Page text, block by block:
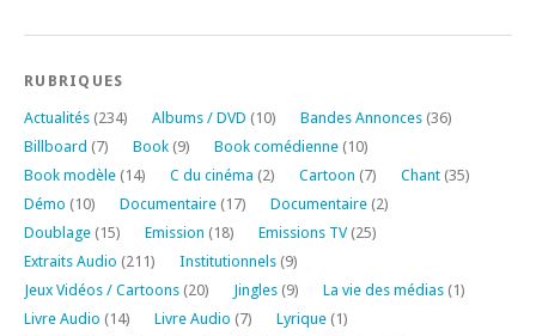
RUBRIQUES
Actualités (234) Albums / DVD (10) Bandes Annonces (36)
Billboard (7) Book (9) Book comédienne (10)
Book modèle (14) C du cinéma (2) Cartoon (7) Chant (35)
Démo (10) Documentaire (17) Documentaire (2)
Doublage (15) Emission (18) Emissions TV(25)
Extraits Audio (211) Institutionnels (9)
Jeux Vidéos / Cartoons (20) Jingles (9) La vie des médias (1)
Livre Audio (14) Livre Audio (7) Lyrique (1)